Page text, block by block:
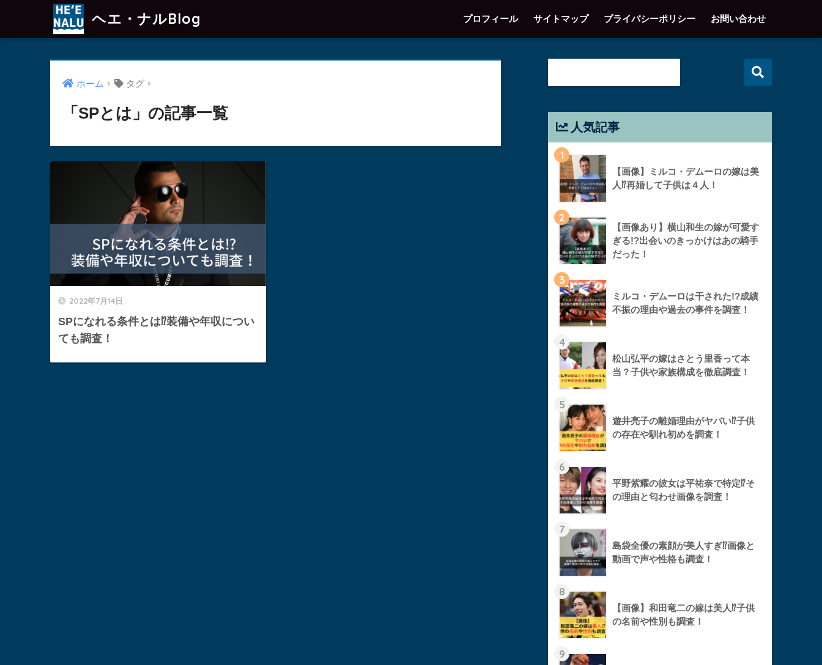
ヘエ・ナルBlog プロフィール サイトマップ プライバシーポリシー お問い合わせ
ホーム タグ
「SPとは」の記事一覧
2022年7月14日
SPになれる条件とは⁉︎装備や年収につい
ても調査！
人気記事
1
【画像】ミルコ・デムーロの嫁は美
人⁉︎再婚して子供は４人！
2
【画像あり】横山和生の嫁が可愛す
ぎる!?出会いのきっかけはあの騎手
だった！
3
ミルコ・デムーロは干された!?成績
不振の理由や過去の事件を調査！
4
松山弘平の嫁はさとう里香って本
当？子供や家族構成を徹底調査！
5
遊井亮子の離婚理由がヤバい⁉︎子供
の存在や馴れ初めを調査！
6
平野紫耀の彼女は平祐奈で特定⁉︎そ
の理由と匂わせ画像を調査！
7
島袋全優の素顔が美人すぎ⁉︎画像と
動画で声や性格も調査！
8
【画像】和田竜二の嫁は美人⁉︎子供
の名前や性別も調査！
9